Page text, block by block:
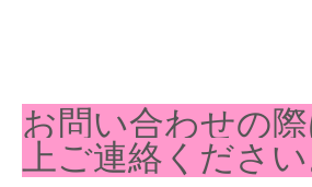
お問い合わせの
上ご連絡ください